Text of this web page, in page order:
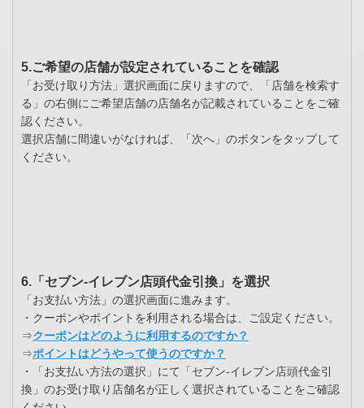
5.ご希望の店舗が設定されていることを確認
「お受け取り方法」選択画面に戻りますので、「店舗を検索す
る」の右側にご希望店舗の店舗名が記載されていることをご確
認ください。
選択店舗に間違いがなければ、「次へ」のボタンをタップして
ください。
6.「セブン-イレブン店頭代金引換」を選択
「お支払い方法」の選択画面に進みます。
・クーポンやポイントを利用される場合は、ご設定ください。
⇒クーポンはどのように利用するのですか？
⇒ポイントはどうやって使うのですか？
・「お支払い方法の選択」にて「セブン-イレブン店頭代金引
換」のお受け取り店舗名が正しく選択されていることをご確認